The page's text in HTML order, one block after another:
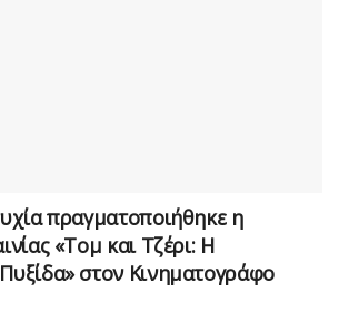
πραγματοποιήθηκε η
«Τομ και Τζέρι: Η
στον Κινηματογράφο